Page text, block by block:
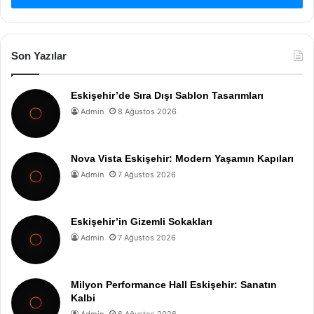
Son Yazılar
Eskişehir’de Sıra Dışı Sablon Tasarımları
Admin 8 Ağustos 2026
Nova Vista Eskişehir: Modern Yaşamın Kapıları
Admin 7 Ağustos 2026
Eskişehir’in Gizemli Sokakları
Admin 7 Ağustos 2026
Milyon Performance Hall Eskişehir: Sanatın
Kalbi